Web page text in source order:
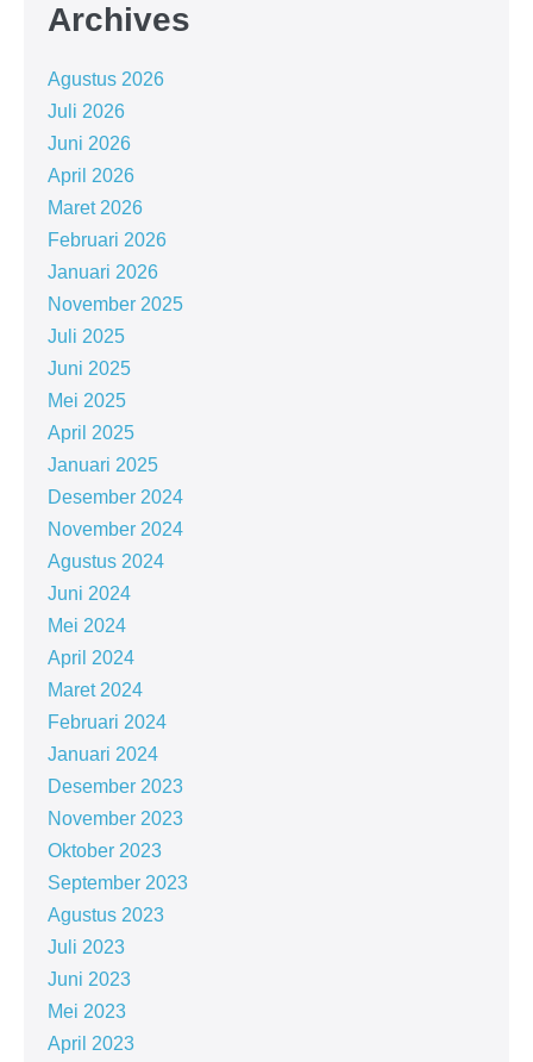
Archives
Agustus 2026
Juli 2026
Juni 2026
April 2026
Maret 2026
Februari 2026
Januari 2026
November 2025
Juli 2025
Juni 2025
Mei 2025
April 2025
Januari 2025
Desember 2024
November 2024
Agustus 2024
Juni 2024
Mei 2024
April 2024
Maret 2024
Februari 2024
Januari 2024
Desember 2023
November 2023
Oktober 2023
September 2023
Agustus 2023
Juli 2023
Juni 2023
Mei 2023
April 2023